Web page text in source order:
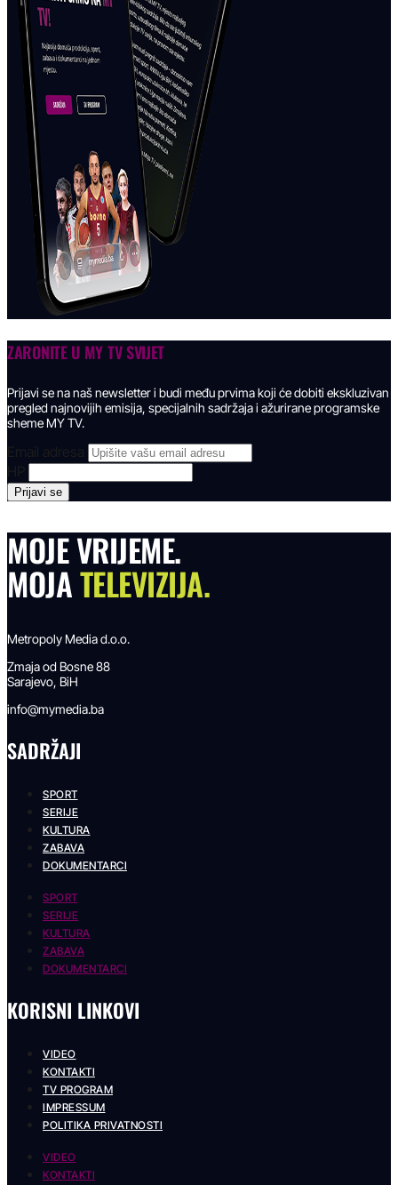
ZARONITE U MY TV SVIJET
Prijavi se na naš newsletter i budi među prvima koji će dobiti ekskluzivan
pregled najnovijih emisija, specijalnih sadržaja i ažurirane programske
sheme MY TV.
Email adresa
MOJE VRIJEME.
MOJATELEVIZIJA.
Metropoly Media d.o.o.
Zmaja od Bosne 88
Sarajevo, BiH
info@mymedia.ba
SADRŽAJI
SPORT
SERIJE
KULTURA
ZABAVA
DOKUMENTARCI
SPORT
SERIJE
KULTURA
ZABAVA
DOKUMENTARCI
KORISNI LINKOVI
VIDEO
KONTAKTI
TV PROGRAM
IMPRESSUM
POLITIKA PRIVATNOSTI
VIDEO
KONTAKTI